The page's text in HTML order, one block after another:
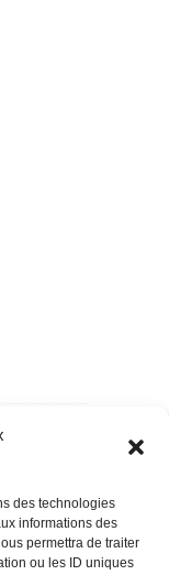
des technologies
informations des
permettra de traiter
ou les ID uniques